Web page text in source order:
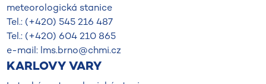
meteorologická stanice
Tel.: (+420) 545 216 487
Tel.: (+420) 604 210 865
e-mail: lms.brno@chmi.cz
KARLOVY VARY